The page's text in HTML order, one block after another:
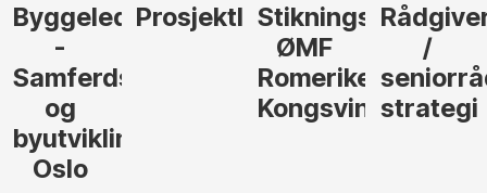
ProsjektlederStikningsingeniør
Kongsvinger
Rådgiver
/
seniorrådgiver
strategi
til
i Gulen